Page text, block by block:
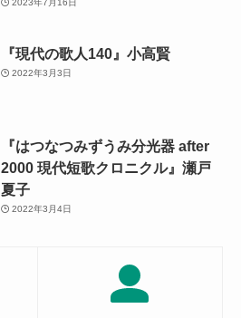
2023年7月16日
『現代の歌人140』小高賢
2022年3月3日
『はつなつみずうみ分光器 after
2000 現代短歌クロニクル』瀬戸
夏子
2022年3月4日